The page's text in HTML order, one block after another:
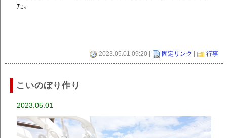
た。
2023.05.01 09:20 | 固定リンク 行事
こいのぼり作り
2023.05.01